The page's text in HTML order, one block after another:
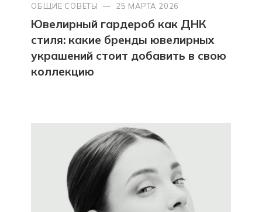
ОБЩИЕ СОВЕТЫ — 25 МАРТА 2026
Ювелирный гардероб как ДНК
стиля: какие бренды ювелирных
украшений стоит добавить в свою
коллекцию